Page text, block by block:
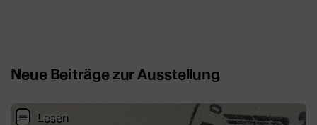
Neue Beiträge zur Ausstellung